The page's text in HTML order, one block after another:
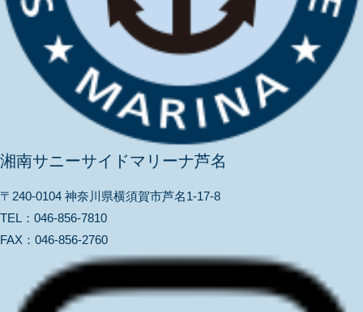
湘南サニーサイドマリーナ芦名
〒240-0104 神奈川県横須賀市芦名1-17-8
TEL： 046-856-7810
FAX： 046-856-2760